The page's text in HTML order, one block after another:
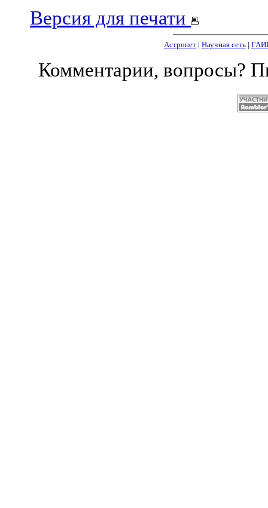
Версия для печати
Астронет| Научная сеть|
Комментарии, вопросы?